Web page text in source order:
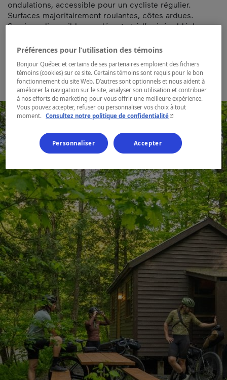
ondulations, accessible pour un cycliste régulier.
Surfaces majoritairement roulantes, côtes ardues.
Services disponibles au départ et à l’arrivée. Idéal pour
Carte et coordonnées
Préférences pour l’utilisation des témoins
Bonjour Québec et certains de ses partenaires emploient des fichiers
témoins (cookies) sur ce site. Certains témoins sont requis pour le bon
fonctionnement du site Web. D’autres sont optionnels et nous aident à
améliorer la navigation sur le site, analyser son utilisation et contribuer
à nos efforts de marketing pour vous offrir une meilleure expérience.
Vous pouvez accepter, refuser ou personnaliser vos choix à tout
moment.
Consultez notre politique de confidentialité- Cet hyperlien
Personnaliser Accepter